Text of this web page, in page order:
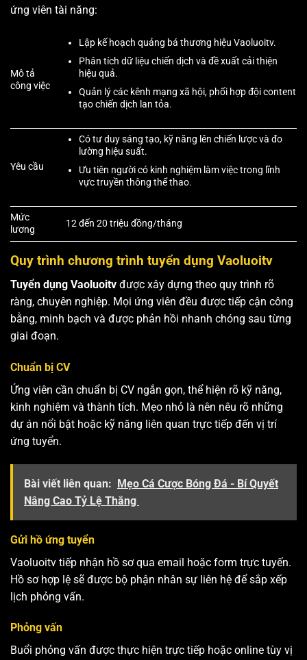
ứng viên tài năng:
Mô tả
công việc
Lập kế hoạch quảng bá thương hiệu Vaoluoitv.
Phân tích dữ liệu chiến dịch và đề xuất cải thiện
hiệu quả.
Quản lý các kênh mạng xã hội, phối hợp đội content
tạo chiến dịch lan tỏa.
Yêu cầu
Có tư duy sáng tạo, kỹ năng lên chiến lược và đo
lường hiệu suất.
Ưu tiên người có kinh nghiệm làm việc trong lĩnh
vực truyền thông thể thao.
Mức
lương
12 đến 20 triệu đồng/tháng
Quy trình chương trình tuyển dụng Vaoluoitv
Tuyển dụng Vaoluoitv được xây dựng theo quy trình rõ
ràng, chuyên nghiệp. Mọi ứng viên đều được tiếp cận công
bằng, minh bạch và được phản hồi nhanh chóng sau từng
giai đoạn.
Chuẩn bị CV
Ứng viên cần chuẩn bị CV ngắn gọn, thể hiện rõ kỹ năng,
kinh nghiệm và thành tích. Mẹo nhỏ là nên nêu rõ những
dự án nổi bật hoặc kỹ năng liên quan trực tiếp đến vị trí
ứng tuyển.
Bài viết liên quan: Mẹo Cá Cược Bóng Đá - Bí Quyết
Nâng Cao Tỷ Lệ Thắng
Gửi hồ ứng tuyển
Vaoluoitv tiếp nhận hồ sơ qua email hoặc form trực tuyến.
Hồ sơ hợp lệ sẽ được bộ phận nhân sự liên hệ để sắp xếp
lịch phỏng vấn.
Phỏng vấn
Buổi phỏng vấn được thực hiện trực tiếp hoặc online tùy vị